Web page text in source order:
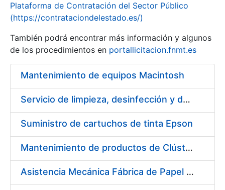
Erakutsi/Ezkutatu
Plataforma de Contratación del Sector Público
(https://contrataciondelestado.es/)
También podrá encontrar más información y algunos
de los procedimientos en portallicitacion.fnmt.es
Mantenimiento de equipos Macintosh
Servicio de limpieza, desinfección y descontaminación de ropa de trabajo
Suministro de cartuchos de tinta Epson
Mantenimiento de productos de Clúster y Backup de datos
Asistencia Mecánica Fábrica de Papel de Burgos